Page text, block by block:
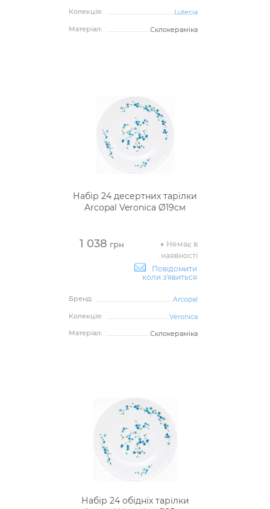
Колекція:
Lutecia
Матеріал:
Склокераміка
Набір 24 десертних тарілки
Arcopal Veronica Ø19см
1 038 грн
Немає в
наявності
Повідомити
коли з'явиться
Бренд:
Arcopal
Колекція:
Veronica
Матеріал:
Склокераміка
Набір 24 обідніх тарілки